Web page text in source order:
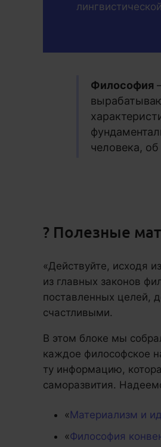
Философия
человека,
? Полезные
«Действуйте, исходя
из главных законов
поставленных целей,
счастливыми.
В этом блоке мы
каждое философское
ту информацию,
саморазвития.
«Материализм и
«Философия